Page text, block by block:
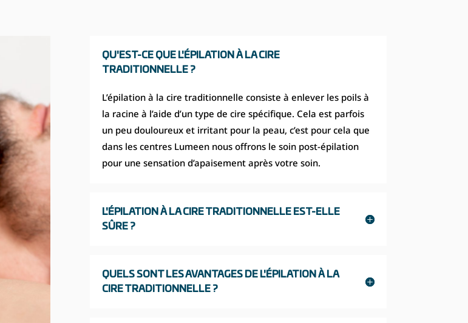
QU'EST-CE QUE L'ÉPILATION À LA CIRE
TRADITIONNELLE ?
L’épilation à la cire traditionnelle consiste à enlever les poils à
la racine à l’aide d’un type de cire spécifique. Cela est parfois
un peu douloureux et irritant pour la peau, c’est pour cela que
dans les centres Lumeen nous offrons le soin post-épilation
pour une sensation d’apaisement après votre soin.
L'ÉPILATION À LA CIRE TRADITIONNELLE EST-ELLE
SÛRE ?
QUELS SONT LES AVANTAGES DE L'ÉPILATION À LA
CIRE TRADITIONNELLE ?